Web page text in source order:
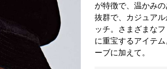
が特徴で、温かみ
抜群で、カジュア
ッチ。さまざまな
に重宝するアイテ
ーブに加えて。